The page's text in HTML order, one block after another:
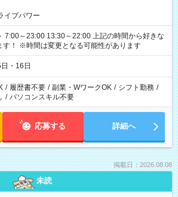
イブパワー
23:00 13:30～22:00 上記の時間から好きな
す！ ※時間は変更となる可能性があります
・16日
/ 履歴書不要 / 副業・WワークOK / シフト勤務 /
/ パソコンスキル不要
応募する 詳細へ
掲載日：2026.08.08
未読